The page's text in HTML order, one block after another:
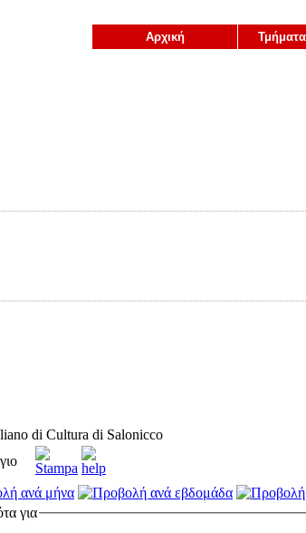
Αρχική
di Cultura di Salonicco
για